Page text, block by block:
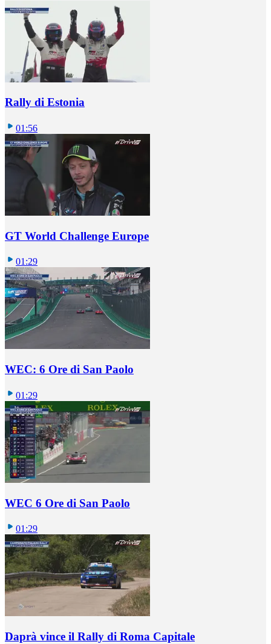
Rally di Estonia
01:56
GT World Challenge Europe
01:29
WEC: 6 Ore di San Paolo
01:29
WEC 6 Ore di San Paolo
01:29
Daprà vince il Rally di Roma Capitale